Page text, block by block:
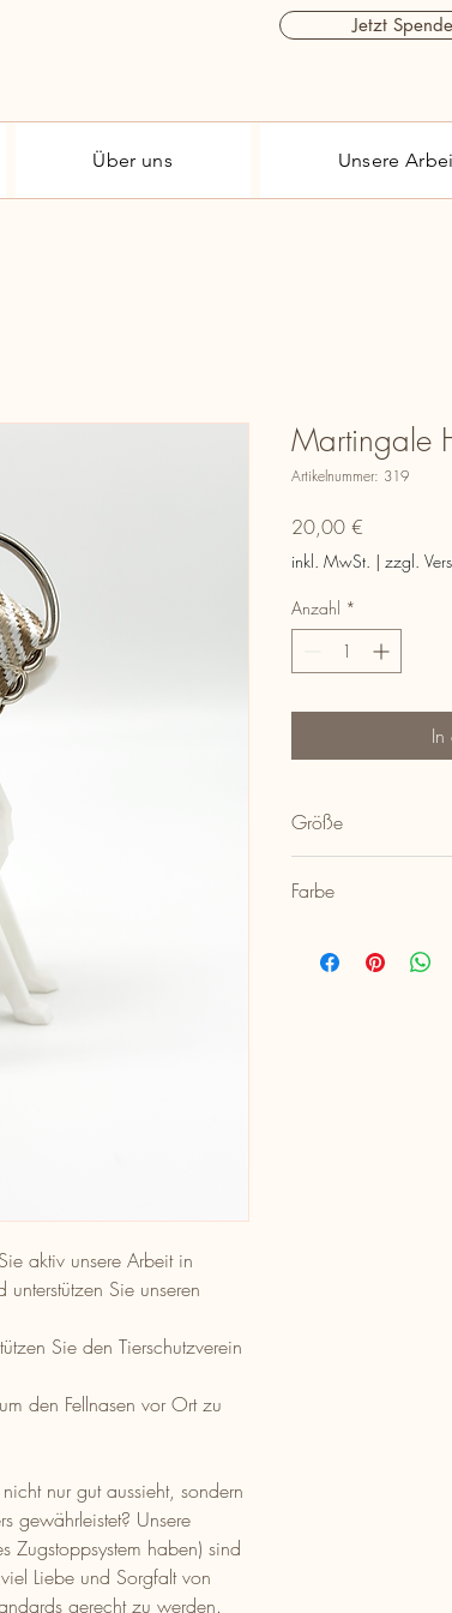
Jetzt
Über uns Unsere
aktiv unsere Arbeit in
Sie unseren
Sie den Tierschutzverein
den Fellnasen vor Ort zu
nur gut aussieht, sondern
gewährleistet? Unsere
Zugstoppsystem haben) sind
Liebe und Sorgfalt von
gerecht zu werden.
Martingale
Artikelnummer: 319
20,00 €
inkl. MwSt. | zzgl.
Anzahl *
Größe
Zug: 7cm
Farbe